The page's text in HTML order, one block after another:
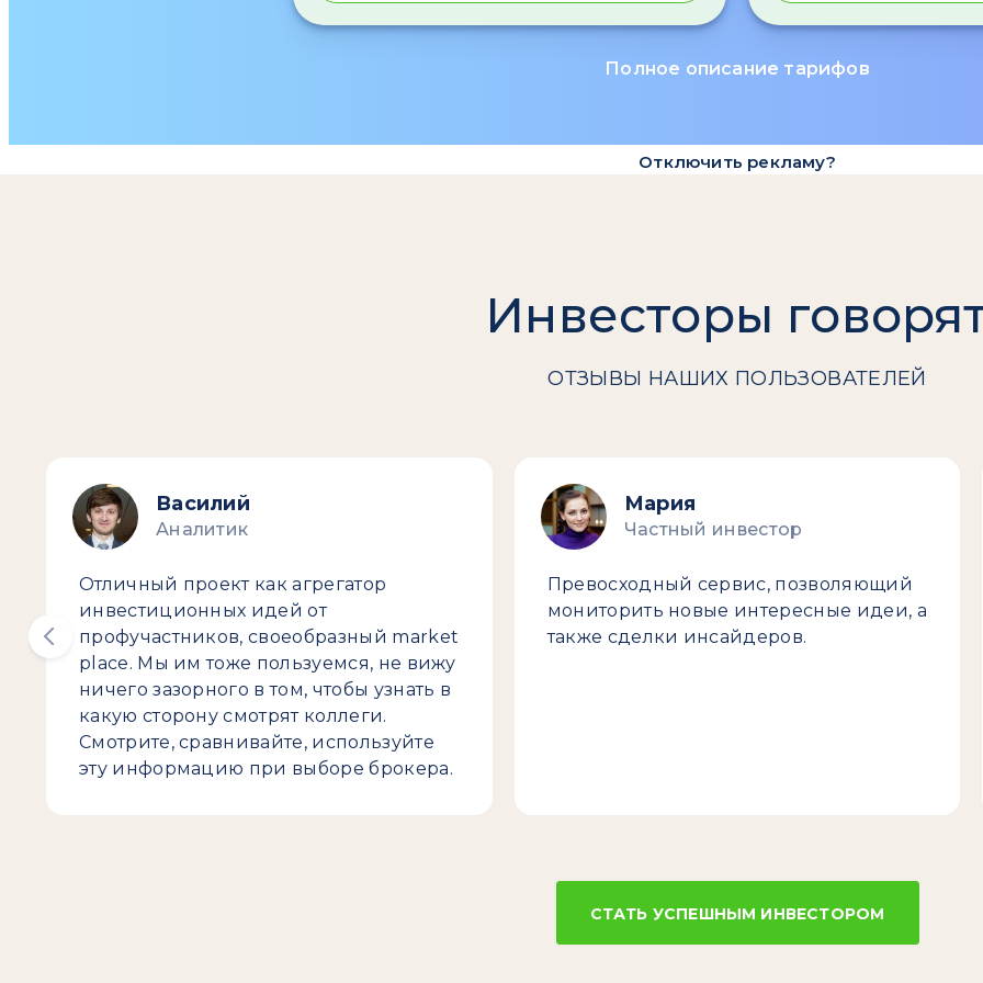
Полное описание тарифов
Отключить рекламу?
Инвесторы
ОТЗЫВЫ НАШИХ ПОЛЬЗОВАТЕЛЕЙ
Василий
Аналитик
Отличный проект как агрегатор
инвестиционных идей от
профучастников, своеобразный market
place. Мы им тоже пользуемся, не вижу
ничего зазорного в том, чтобы узнать в
какую сторону смотрят коллеги.
Смотрите, сравнивайте, используйте
эту информацию при выборе брокера.
Мария
Частный инвестор
Превосходный сервис, позволяющий
мониторить новые интересные идеи, а
также сделки инсайдеров.
СТАТЬ УСПЕШНЫМ ИНВЕСТОРОМ